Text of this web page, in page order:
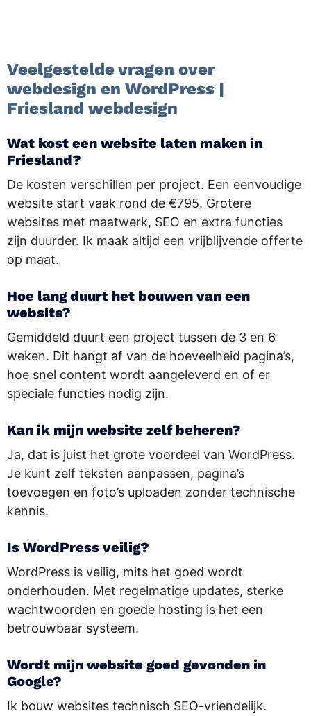
Veelgestelde vragen over
webdesign en WordPress |
Friesland webdesign
Wat kost een website laten maken in
Friesland?
De kosten verschillen per project. Een eenvoudige
website start vaak rond de €795. Grotere
websites met maatwerk, SEO en extra functies
zijn duurder. Ik maak altijd een vrijblijvende offerte
op maat.
Hoe lang duurt het bouwen van een
website?
Gemiddeld duurt een project tussen de 3 en 6
weken. Dit hangt af van de hoeveelheid pagina’s,
hoe snel content wordt aangeleverd en of er
speciale functies nodig zijn.
Kan ik mijn website zelf beheren?
Ja, dat is juist het grote voordeel van WordPress.
Je kunt zelf teksten aanpassen, pagina’s
toevoegen en foto’s uploaden zonder technische
kennis.
Is WordPress veilig?
WordPress is veilig, mits het goed wordt
onderhouden. Met regelmatige updates, sterke
wachtwoorden en goede hosting is het een
betrouwbaar systeem.
Wordt mijn website goed gevonden in
Google?
Ik bouw websites technisch SEO-vriendelijk.